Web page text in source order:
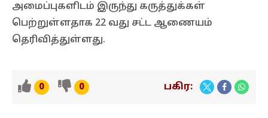
அமைப்புகளிடம் இருந்து கருத்துக்கள்
பெற்றுள்ளதாக 22 வது சட்ட ஆணையம்
தெரிவித்துள்ளது.
0 0 பகிர: